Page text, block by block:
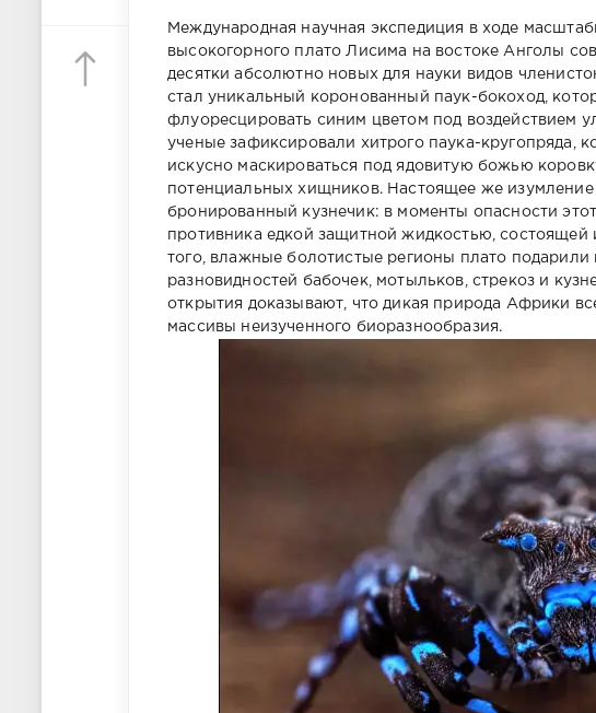
Международная научная экспедиция в ходе
высокогорного плато Лисима на востоке Анголы
десятки абсолютно новых для науки видов
стал уникальный коронованный паук-бокоход,
флуоресцировать синим цветом под воздействием
ученые зафиксировали хитрого паука-кругопряда,
искусно маскироваться под ядовитую божью
потенциальных хищников. Настоящее же изумление
бронированный кузнечик: в моменты опасности
противника едкой защитной жидкостью, состоящей
того, влажные болотистые регионы плато подарили
разновидностей бабочек, мотыльков, стрекоз и
открытия доказывают, что дикая природа Африки
массивы неизученного биоразнообразия.